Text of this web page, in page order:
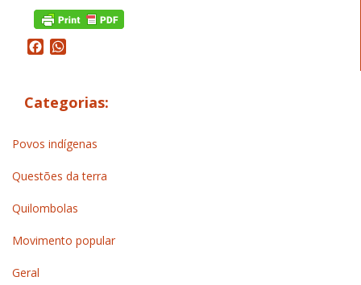
Facebook
Categorias:
Povos indígenas
Questões da terra
Quilombolas
Movimento popular
Geral